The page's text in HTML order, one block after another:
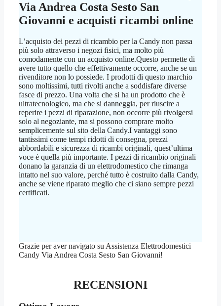
Via Andrea Costa Sesto San
Giovanni e acquisti ricambi online
L’acquisto dei pezzi di ricambio per la Candy non passa
più solo attraverso i negozi fisici, ma molto più
comodamente con un acquisto online.Questo permette di
avere tutto quello che effettivamente occorre, anche se un
rivenditore non lo possiede. I prodotti di questo marchio
sono moltissimi, tutti rivolti anche a soddisfare diverse
fasce di prezzo. Una volta che si ha un prodotto che è
ultratecnologico, ma che si danneggia, per riuscire a
reperire i pezzi di riparazione, non occorre più rivolgersi
solo al negoziante, ma si possono comprare molto
semplicemente sul sito della Candy.I vantaggi sono
tantissimi come tempi ridotti di consegna, prezzi
abbordabili e sicurezza di ricambi originali, quest’ultima
voce è quella più importante. I pezzi di ricambio originali
donano la garanzia di un elettrodomestico che rimanga
intatto nel suo valore, perché tutto è costruito dalla Candy,
anche se viene riparato meglio che ci siano sempre pezzi
certificati.
Grazie per aver navigato su Assistenza Elettrodomestici
Candy Via Andrea Costa Sesto San Giovanni!
RECENSIONI